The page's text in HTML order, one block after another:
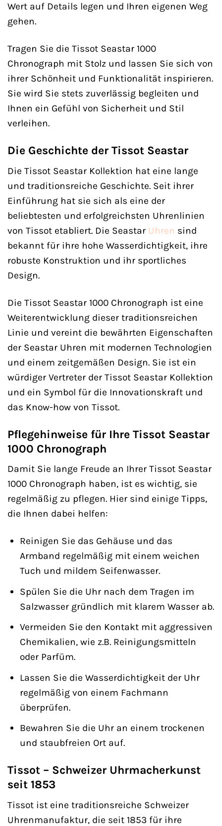
Wert auf Details legen und Ihren eigenen Weg
gehen.
Tragen Sie die Tissot Seastar 1000
Chronograph mit Stolz und lassen Sie sich von
ihrer Schönheit und Funktionalität inspirieren.
Sie wird Sie stets zuverlässig begleiten und
Ihnen ein Gefühl von Sicherheit und Stil
verleihen.
Die Geschichte der Tissot Seastar
Die Tissot Seastar Kollektion hat eine lange
und traditionsreiche Geschichte. Seit ihrer
Einführung hat sie sich als eine der
beliebtesten und erfolgreichsten Uhrenlinien
von Tissot etabliert. Die Seastar Uhren sind
bekannt für ihre hohe Wasserdichtigkeit, ihre
robuste Konstruktion und ihr sportliches
Design.
Die Tissot Seastar 1000 Chronograph ist eine
Weiterentwicklung dieser traditionsreichen
Linie und vereint die bewährten Eigenschaften
der Seastar Uhren mit modernen Technologien
und einem zeitgemäßen Design. Sie ist ein
würdiger Vertreter der Tissot Seastar Kollektion
und ein Symbol für die Innovationskraft und
das Know-how von Tissot.
Pflegehinweise für Ihre Tissot Seastar
1000 Chronograph
Damit Sie lange Freude an Ihrer Tissot Seastar
1000 Chronograph haben, ist es wichtig, sie
regelmäßig zu pflegen. Hier sind einige Tipps,
die Ihnen dabei helfen:
Reinigen Sie das Gehäuse und das
Armband regelmäßig mit einem weichen
Tuch und mildem Seifenwasser.
Spülen Sie die Uhr nach dem Tragen im
Salzwasser gründlich mit klarem Wasser ab.
Vermeiden Sie den Kontakt mit aggressiven
Chemikalien, wie z.B. Reinigungsmitteln
oder Parfüm.
Lassen Sie die Wasserdichtigkeit der Uhr
regelmäßig von einem Fachmann
überprüfen.
Bewahren Sie die Uhr an einem trockenen
und staubfreien Ort auf.
Tissot – Schweizer Uhrmacherkunst
seit 1853
Tissot ist eine traditionsreiche Schweizer
Uhrenmanufaktur, die seit 1853 für ihre